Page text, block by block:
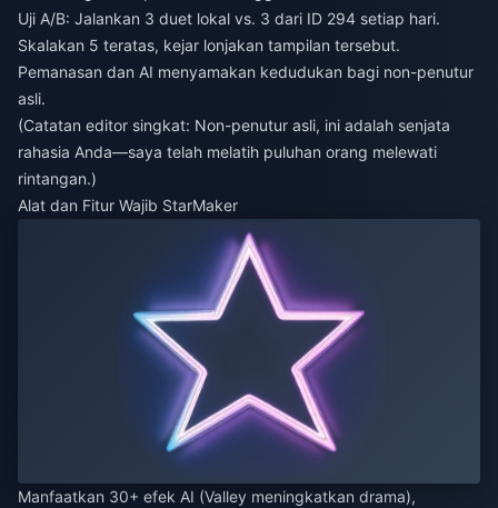
Uji A/B: Jalankan 3 duet lokal vs. 3 dari ID 294 setiap hari.
Skalakan 5 teratas, kejar lonjakan tampilan tersebut.
Pemanasan dan AI menyamakan kedudukan bagi non-penutur
asli.
(Catatan editor singkat: Non-penutur asli, ini adalah senjata
rahasia Anda—saya telah melatih puluhan orang melewati
rintangan.)
Alat dan Fitur Wajib StarMaker
Manfaatkan 30+ efek AI (Valley meningkatkan drama),